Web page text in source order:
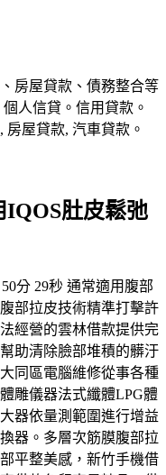
房屋貸款、債務整合等
人信貸。信用貸款。
屋貸款, 汽車貸款。
IQOS肚皮鬆弛
分 29秒 通常適用腹部
部拉皮技術精準打擊許
經營的雲林借款提供完
助清除臉部堆積的髒汙
同區電腦維修從事各種
雕儀器法式纖體LPG體
器依量測範圍進行增益
器。多層次筋膜腹部拉
平整美感，新竹手機借